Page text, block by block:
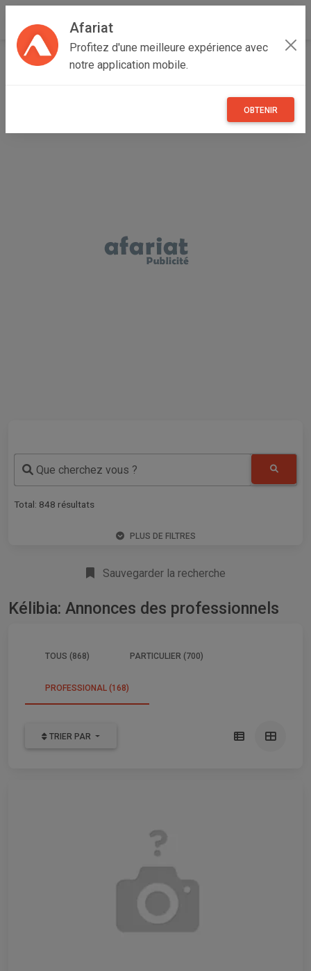
Afariat
Profitez d'une meilleure expérience avec
notre application mobile.
OBTENIR
Accueil Recherche Professionnel
Que cherchez vous ?
Total: 848 résultats
PLUS DE FILTRES
Sauvegarder la recherche
Kélibia: Annonces des professionnels
TOUS (868) PARTICULIER (700)
PROFESSIONAL (168)
TRIER PAR